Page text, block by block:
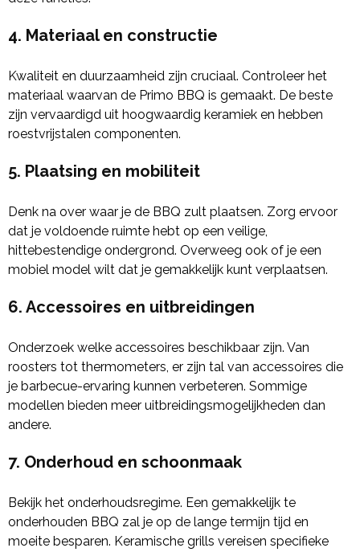
4. Materiaal en constructie
Kwaliteit en duurzaamheid zijn cruciaal. Controleer het
materiaal waarvan de Primo BBQ is gemaakt. De beste
zijn vervaardigd uit hoogwaardig keramiek en hebben
roestvrijstalen componenten.
5. Plaatsing en mobiliteit
Denk na over waar je de BBQ zult plaatsen. Zorg ervoor
dat je voldoende ruimte hebt op een veilige,
hittebestendige ondergrond. Overweeg ook of je een
mobiel model wilt dat je gemakkelijk kunt verplaatsen.
6. Accessoires en uitbreidingen
Onderzoek welke accessoires beschikbaar zijn. Van
roosters tot thermometers, er zijn tal van accessoires die
je barbecue-ervaring kunnen verbeteren. Sommige
modellen bieden meer uitbreidingsmogelijkheden dan
andere.
7. Onderhoud en schoonmaak
Bekijk het onderhoudsregime. Een gemakkelijk te
onderhouden BBQ zal je op de lange termijn tijd en
moeite besparen. Keramische grills vereisen specifieke